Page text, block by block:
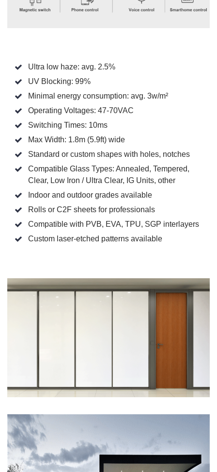
Ultra low haze: avg. 2.5%
UV Blocking: 99%
Minimal energy consumption: avg. 3w/m²
Operating Voltages: 47-70VAC
Switching Times: 10ms
Max Width: 1.8m (5.9ft) wide
Standard or custom shapes with holes, notches
Compatible Glass Types: Annealed, Tempered,
Clear, Low Iron / Ultra Clear, IG Units, other
Indoor and outdoor grades available
Rolls or C2F sheets for professionals
Compatible with PVB, EVA, TPU, SGP interlayers
Custom laser-etched patterns available